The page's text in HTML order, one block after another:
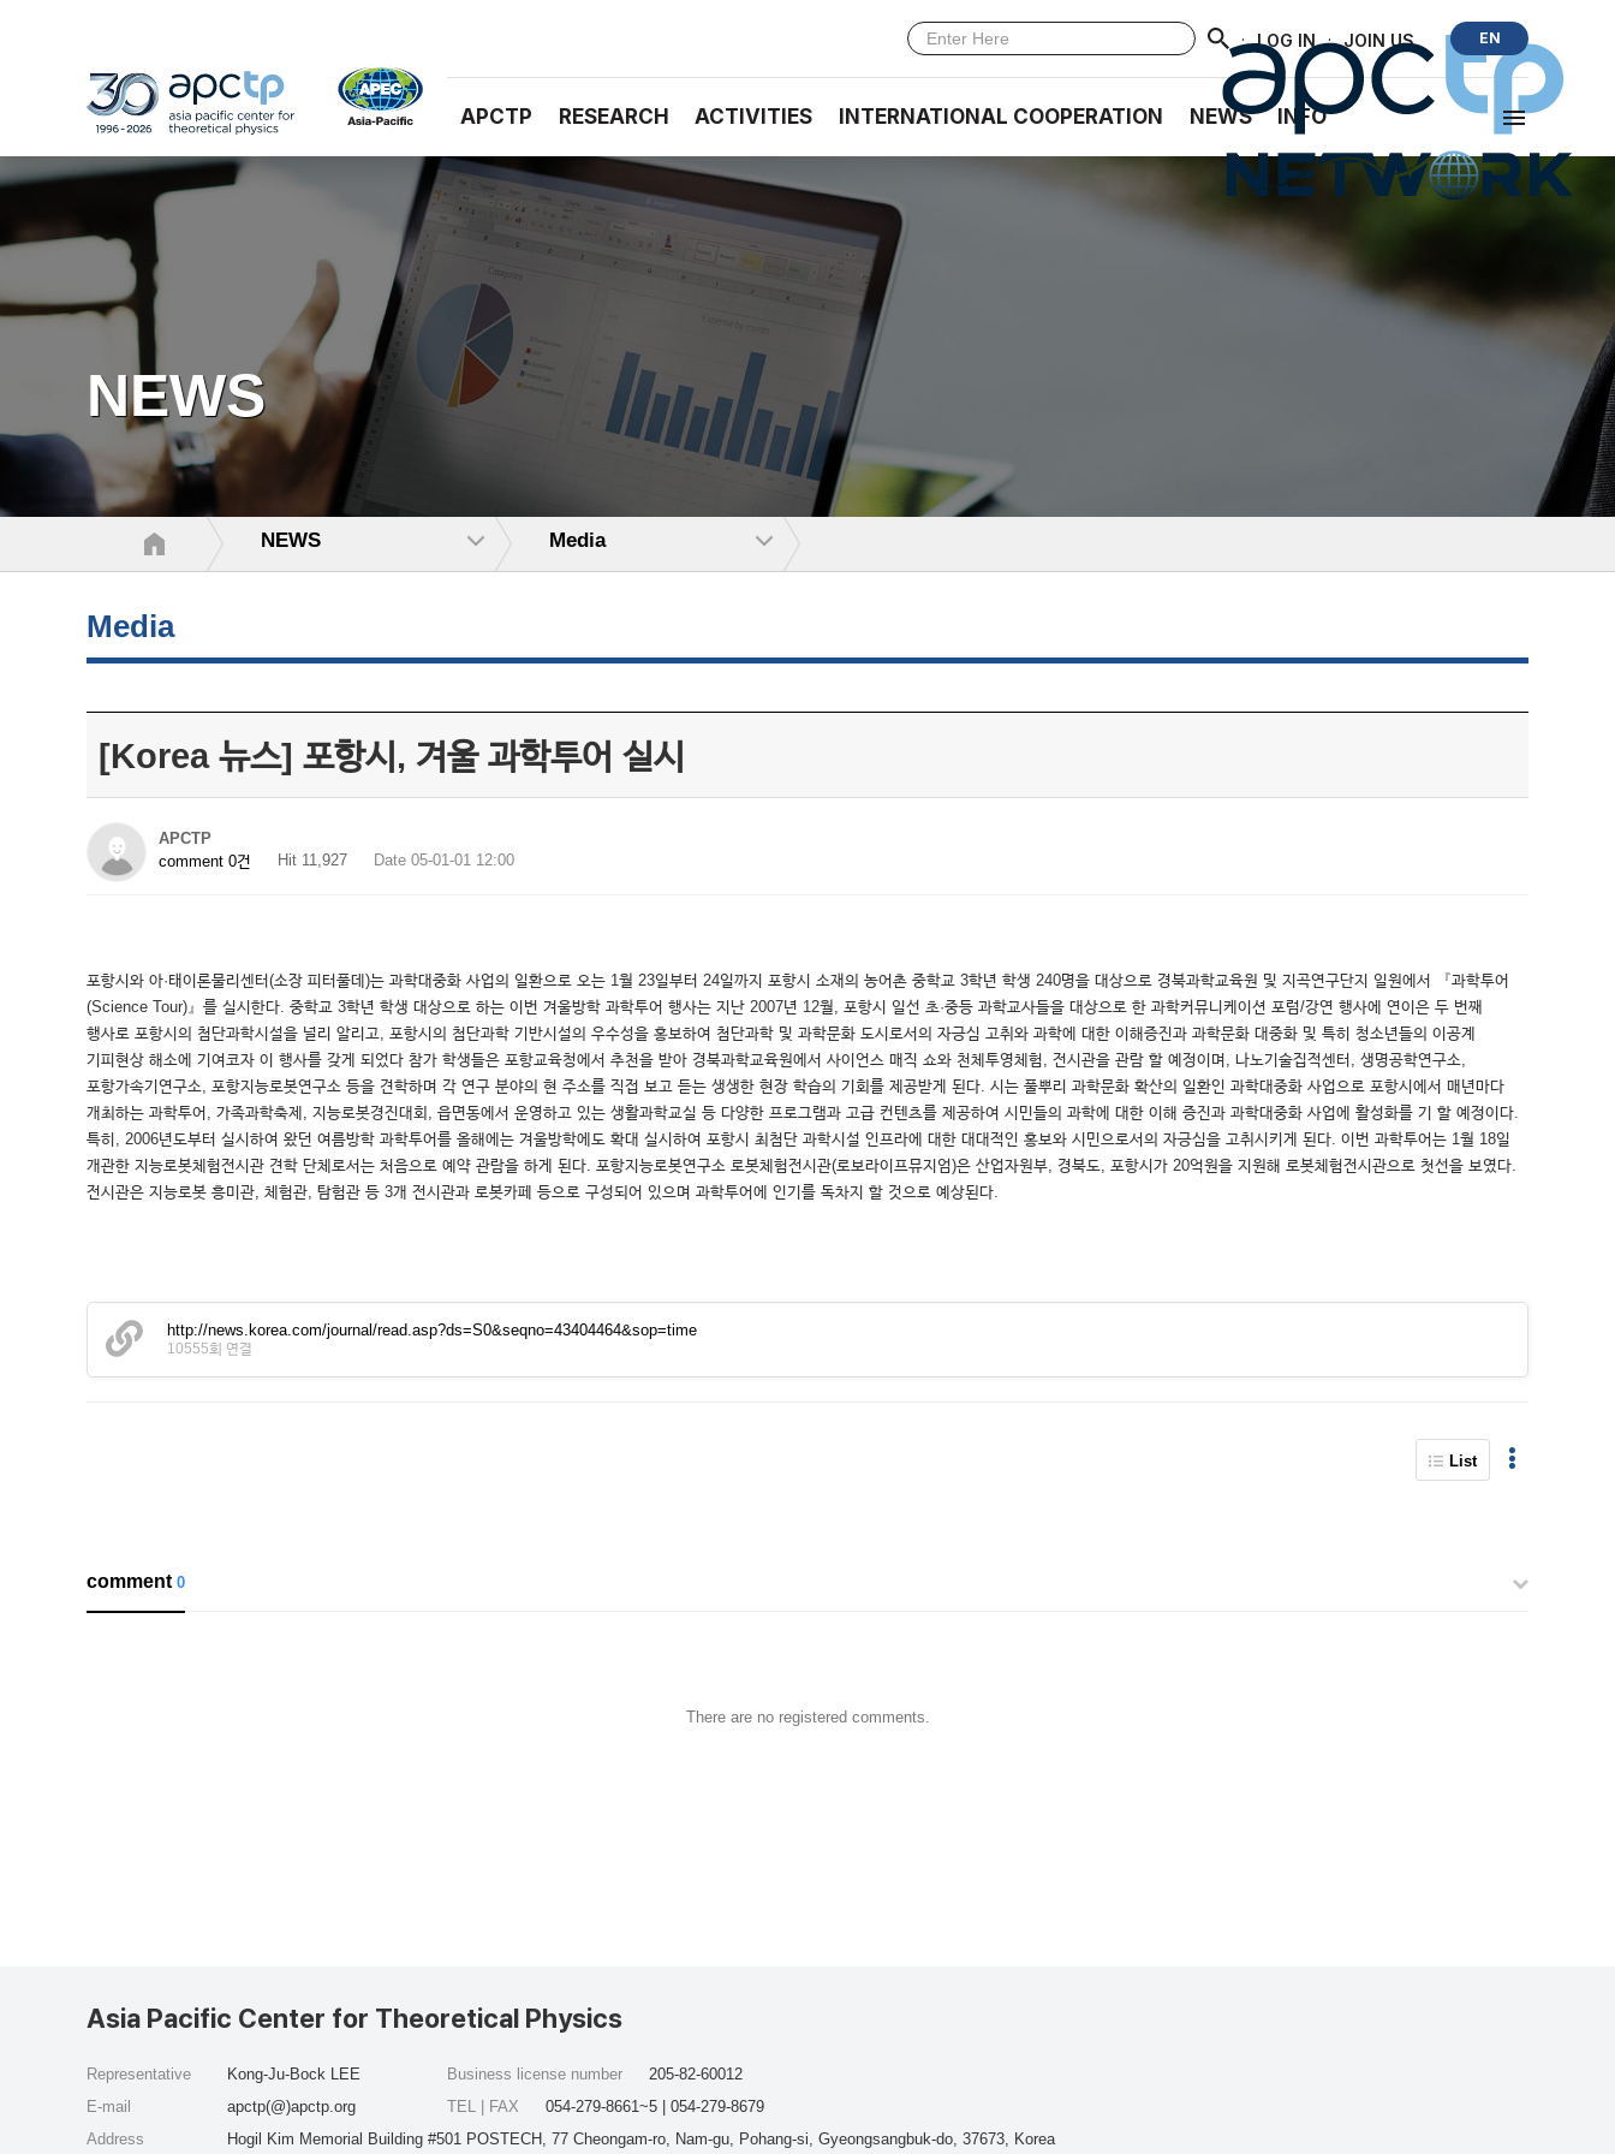
· LOG IN · JOIN US EN
APCTP RESEARCH ACTIVITIES INTERNATIONAL COOPERATION NEWS INFO
NEWS
NEWS Media
Media
[Korea 뉴스] 포항시, 겨울 과학투어 실시
APCTP
comment 0건
Hit 11,927 Date 05-01-01 12:00
포항시와 아·태이론물리센터(소장 피터풀데)는 과학대중화 사업의 일환으로 오는 1월 23일부터 24일까지 포항시 소재의 농어촌 중학교 3학년 학생 240명을 대상으로 경북과학교육원 및 지곡연구단지 일원에서 『과학투어
(Science Tour)』를 실시한다. 중학교 3학년 학생 대상으로 하는 이번 겨울방학 과학투어 행사는 지난 2007년 12월, 포항시 일선 초·중등 과학교사들을 대상으로 한 과학커뮤니케이션 포럼/강연 행사에 연이은 두 번째
행사로 포항시의 첨단과학시설을 널리 알리고, 포항시의 첨단과학 기반시설의 우수성을 홍보하여 첨단과학 및 과학문화 도시로서의 자긍심 고취와 과학에 대한 이해증진과 과학문화 대중화 및 특히 청소년들의 이공계
기피현상 해소에 기여코자 이 행사를 갖게 되었다 참가 학생들은 포항교육청에서 추천을 받아 경북과학교육원에서 사이언스 매직 쇼와 천체투영체험, 전시관을 관람 할 예정이며, 나노기술집적센터, 생명공학연구소,
포항가속기연구소, 포항지능로봇연구소 등을 견학하며 각 연구 분야의 현 주소를 직접 보고 듣는 생생한 현장 학습의 기회를 제공받게 된다. 시는 풀뿌리 과학문화 확산의 일환인 과학대중화 사업으로 포항시에서 매년마다
개최하는 과학투어, 가족과학축제, 지능로봇경진대회, 읍면동에서 운영하고 있는 생활과학교실 등 다양한 프로그램과 고급 컨텐츠를 제공하여 시민들의 과학에 대한 이해 증진과 과학대중화 사업에 활성화를 기 할 예정이다.
특히, 2006년도부터 실시하여 왔던 여름방학 과학투어를 올해에는 겨울방학에도 확대 실시하여 포항시 최첨단 과학시설 인프라에 대한 대대적인 홍보와 시민으로서의 자긍심을 고취시키게 된다. 이번 과학투어는 1월 18일
개관한 지능로봇체험전시관 견학 단체로서는 처음으로 예약 관람을 하게 된다. 포항지능로봇연구소 로봇체험전시관(로보라이프뮤지엄)은 산업자원부, 경북도, 포항시가 20억원을 지원해 로봇체험전시관으로 첫선을 보였다.
전시관은 지능로봇 흥미관, 체험관, 탐험관 등 3개 전시관과 로봇카페 등으로 구성되어 있으며 과학투어에 인기를 독차지 할 것으로 예상된다.
http://news.korea.com/journal/read.asp?ds=S0&seqno=43404464&sop=time
10555회 연결
List
comment0
There are no registered comments.
Asia Pacific Center for Theoretical Physics
Representative
Kong-Ju-Bock LEE
E-mail
apctp(@)apctp.org
Address
Hogil Kim Memorial Building #501 POSTECH, 77 Cheongam-ro, Nam-gu, Pohang-si, Gyeongsangbuk-do, 37673, Korea
Business license number
205-82-60012
TEL | FAX
054-279-8661~5 | 054-279-8679